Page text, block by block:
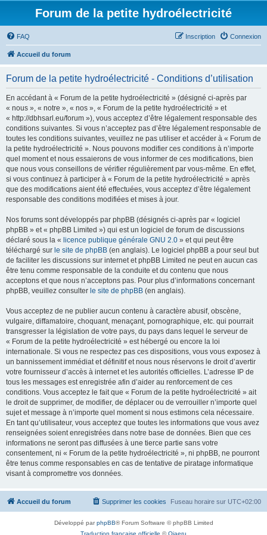
Forum de la petite hydroélectricité
FAQ Connexion
Inscription
Accueil du forum
Forum de la petite hydroélectricité - Conditions d’utilisation
En accédant à « Forum de la petite hydroélectricité » (désigné ci-après par
« nous », « notre », « nos », « Forum de la petite hydroélectricité » et
« http://dbhsarl.eu/forum »), vous acceptez d’être légalement responsable des
conditions suivantes. Si vous n’acceptez pas d’être légalement responsable de
toutes les conditions suivantes, veuillez ne pas utiliser et accéder à « Forum de
la petite hydroélectricité ». Nous pouvons modifier ces conditions à n’importe
quel moment et nous essaierons de vous informer de ces modifications, bien
que nous vous conseillons de vérifier régulièrement par vous-même. En effet,
si vous continuez à participer à « Forum de la petite hydroélectricité » après
que des modifications aient été effectuées, vous acceptez d’être légalement
responsable des conditions modifiées et mises à jour.
Nos forums sont développés par phpBB (désignés ci-après par « logiciel
phpBB » et « phpBB Limited ») qui est un logiciel de forum de discussions
déclaré sous la « licence publique générale GNU 2.0 » et qui peut être
téléchargé sur le site de phpBB (en anglais). Le logiciel phpBB a pour seul but
de faciliter les discussions sur internet et phpBB Limited ne peut en aucun cas
être tenu comme responsable de la conduite et du contenu que nous
acceptons et que nous n’acceptons pas. Pour plus d’informations concernant
phpBB, veuillez consulter le site de phpBB (en anglais).
Vous acceptez de ne publier aucun contenu à caractère abusif, obscène,
vulgaire, diffamatoire, choquant, menaçant, pornographique, etc. qui pourrait
transgresser la législation de votre pays, du pays dans lequel le serveur de
« Forum de la petite hydroélectricité » est hébergé ou encore la loi
internationale. Si vous ne respectez pas ces dispositions, vous vous exposez à
un bannissement immédiat et définitif et nous nous réservons le droit d’avertir
votre fournisseur d’accès à internet et les autorités officielles. L’adresse IP de
tous les messages est enregistrée afin d’aider au renforcement de ces
conditions. Vous acceptez le fait que « Forum de la petite hydroélectricité » ait
le droit de supprimer, de modifier, de déplacer ou de verrouiller n’importe quel
sujet et message à n’importe quel moment si nous estimons cela nécessaire.
En tant qu’utilisateur, vous acceptez que toutes les informations que vous avez
renseignées soient enregistrées dans notre base de données. Bien que ces
informations ne seront pas diffusées à une tierce partie sans votre
consentement, ni « Forum de la petite hydroélectricité », ni phpBB, ne pourront
être tenus comme responsables en cas de tentative de piratage informatique
visant à compromettre vos données.
Accueil du forum Fuseau horaire sur UTC+02:00
Supprimer les cookies
Développé parphpBB® Forum Software © phpBB Limited
Traduction française officielle ©Qiaeru